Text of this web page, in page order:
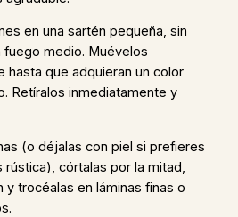
en una sartén pequeña, sin
fuego medio. Muévelos
hasta que adquieran un color
Retíralos inmediatamente y
(o déjalas con piel si prefieres
rústica), córtalas por la mitad,
y trocéalas en láminas finas o